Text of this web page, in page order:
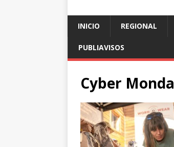
INICIO REGIONAL
PUBLIAVISOS
Cyber